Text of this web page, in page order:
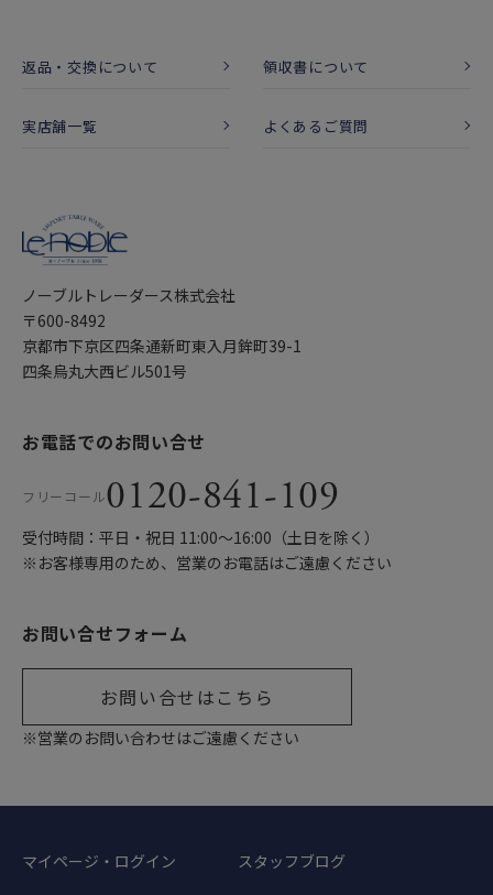
返品・交換について 領収書について
実店舗一覧 よくあるご質問
ノーブルトレーダース株式会社
〒600-8492
京都市下京区四条通新町東入月鉾町39-1
四条烏丸大西ビル501号
お電話でのお問い合せ
フリーコール0120-841-109
受付時間：平日・祝日 11:00〜16:00（土日を除く）
※お客様専用のため、営業のお電話はご遠慮ください
お問い合せフォーム
お問い合せはこちら
※営業のお問い合わせはご遠慮ください
マイページ・ログイン
スタッフブログ